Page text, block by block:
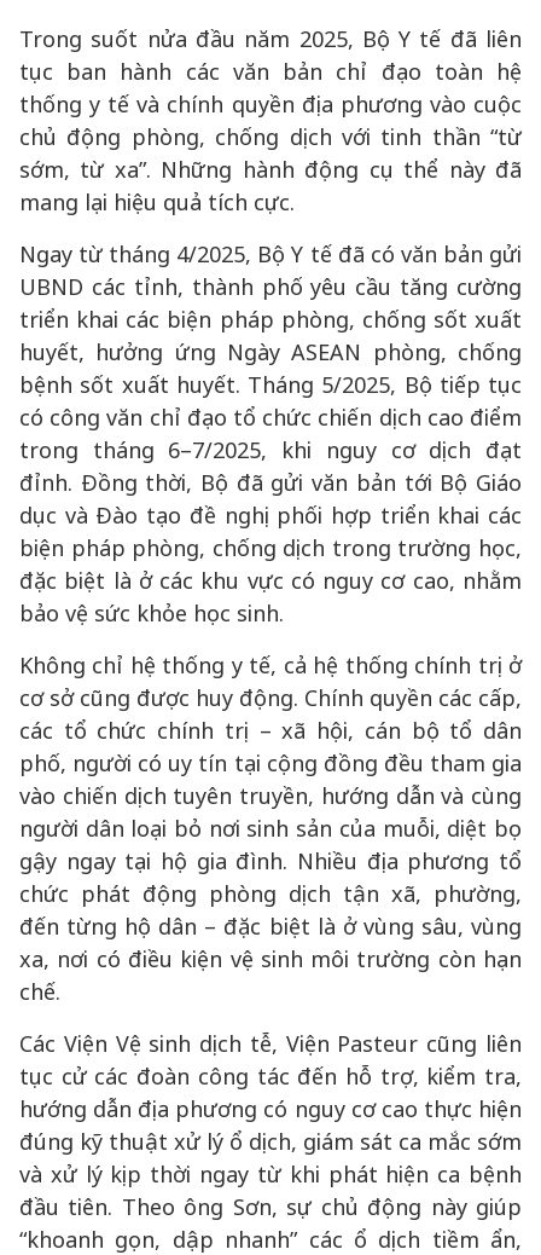
Trong suốt nửa đầu năm 2025, Bộ Y tế đã liên
tục ban hành các văn bản chỉ đạo toàn hệ
thống y tế và chính quyền địa phương vào cuộc
chủ động phòng, chống dịch với tinh thần “từ
sớm, từ xa”. Những hành động cụ thể này đã
mang lại hiệu quả tích cực.
Ngay từ tháng 4/2025, Bộ Y tế đã có văn bản gửi
UBND các tỉnh, thành phố yêu cầu tăng cường
triển khai các biện pháp phòng, chống sốt xuất
huyết, hưởng ứng Ngày ASEAN phòng, chống
bệnh sốt xuất huyết. Tháng 5/2025, Bộ tiếp tục
có công văn chỉ đạo tổ chức chiến dịch cao điểm
trong tháng 6–7/2025, khi nguy cơ dịch đạt
đỉnh. Đồng thời, Bộ đã gửi văn bản tới Bộ Giáo
dục và Đào tạo đề nghị phối hợp triển khai các
biện pháp phòng, chống dịch trong trường học,
đặc biệt là ở các khu vực có nguy cơ cao, nhằm
bảo vệ sức khỏe học sinh.
Không chỉ hệ thống y tế, cả hệ thống chính trị ở
cơ sở cũng được huy động. Chính quyền các cấp,
các tổ chức chính trị – xã hội, cán bộ tổ dân
phố, người có uy tín tại cộng đồng đều tham gia
vào chiến dịch tuyên truyền, hướng dẫn và cùng
người dân loại bỏ nơi sinh sản của muỗi, diệt bọ
gậy ngay tại hộ gia đình. Nhiều địa phương tổ
chức phát động phòng dịch tận xã, phường,
đến từng hộ dân – đặc biệt là ở vùng sâu, vùng
xa, nơi có điều kiện vệ sinh môi trường còn hạn
chế.
Các Viện Vệ sinh dịch tễ, Viện Pasteur cũng liên
tục cử các đoàn công tác đến hỗ trợ, kiểm tra,
hướng dẫn địa phương có nguy cơ cao thực hiện
đúng kỹ thuật xử lý ổ dịch, giám sát ca mắc sớm
và xử lý kịp thời ngay từ khi phát hiện ca bệnh
đầu tiên. Theo ông Sơn, sự chủ động này giúp
“khoanh gọn, dập nhanh” các ổ dịch tiềm ẩn,